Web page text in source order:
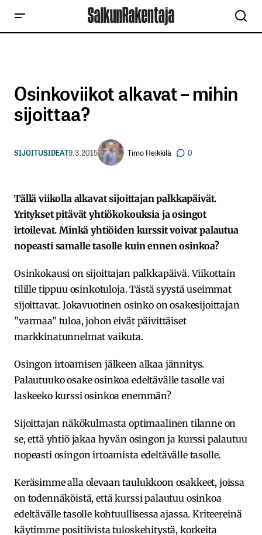
Osinkoviikot alkavat – mihin
sijoittaa?
SIJOITUSIDEAT9.3.2015 Timo Heikkilä 0
Tällä viikolla alkavat sijoittajan palkkapäivät.
Yritykset pitävät yhtiökokouksia ja osingot
irtoilevat. Minkä yhtiöiden kurssit voivat palautua
nopeasti samalle tasolle kuin ennen osinkoa?
Osinkokausi on sijoittajan palkkapäivä. Viikottain
tilille tippuu osinkotuloja. Tästä syystä useimmat
sijoittavat. Jokavuotinen osinko on osakesijoittajan
”varmaa” tuloa, johon eivät päivittäiset
markkinatunnelmat vaikuta.
Osingon irtoamisen jälkeen alkaa jännitys.
Palautuuko osake osinkoa edeltävälle tasolle vai
laskeeko kurssi osinkoa enemmän?
Sijoittajan näkökulmasta optimaalinen tilanne on
se, että yhtiö jakaa hyvän osingon ja kurssi palautuu
nopeasti osingon irtoamista edeltävälle tasolle.
Keräsimme alla olevaan taulukkoon osakkeet, joissa
on todennäköistä, että kurssi palautuu osinkoa
edeltävälle tasolle kohtuullisessa ajassa. Kriteereinä
käytimme positiivista tuloskehitystä, korkeita